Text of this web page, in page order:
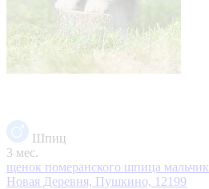
Шпиц
3 мес.
щенок померанского шпица мальчик
Новая Деревня, Пушкино, 12199